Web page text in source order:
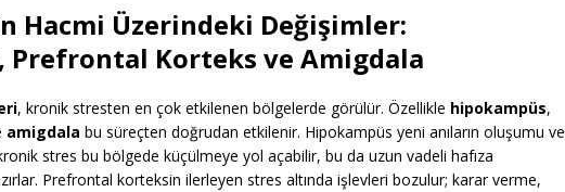
Hacmi Üzerindeki Değişimler:
Prefrontal Korteks ve Amigdala
, kronik stresten en çok etkilenen bölgelerde görülür. Özellikle hipokampüs,
amigdala bu süreçten doğrudan etkilenir. Hipokampüs yeni anıların oluşumu ve
stres bu bölgede küçülmeye yol açabilir, bu da uzun vadeli hafıza
Prefrontal korteksin ilerleyen stres altında işlevleri bozulur; karar verme,